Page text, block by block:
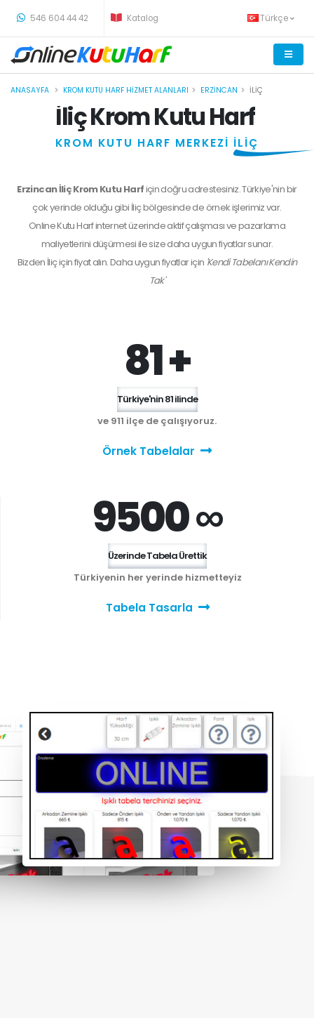
546 604 44 42 Katalog Türkçe
ANASAYFA KROM KUTU HARF HIZMET ALANLARI ERZINCAN İLIÇ
İliç Krom Kutu Harf
KROM KUTU HARF MERKEZİ İLİÇ
Erzincan İliç Krom Kutu Harfiçin doğru adrestesiniz. Türkiye'nin bir
çok yerinde olduğu gibi İliç bölgesinde de örnek işlerimiz var.
Online Kutu Harf internet üzerinde aktif çalışması ve pazarlama
maliyetlerini düşürmesi ile size daha uygun fiyatlar sunar.
Bizden İliçiçin fiyat alın. Daha uygun fiyatlar için 'Kendi Tabelanı Kendin
Tak'
81 +
Türkiye'nin 81 ilinde
ve 911 ilçe de çalışıyoruz.
Örnek Tabelalar
9500 ∞
Üzerinde Tabela Ürettik
Türkiyenin her yerinde hizmetteyiz
Tabela Tasarla